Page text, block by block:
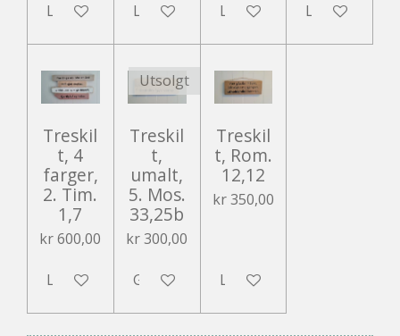
Legg til handlevognLegg til handlevognLegg til handlevogn
Legg til
Treskil
t, 4
farger,
2. Tim.
1,7
kr 600,00
Legg til handlevogn
Utsolgt
Treskil
t,
umalt,
5. Mos.
33,25b
kr 300,00
Gi meg beskjed når tilgjengelig
Treskil
t, Rom.
12,12
kr 350,00
Legg til handlevogn